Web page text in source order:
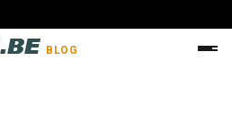
BLOG